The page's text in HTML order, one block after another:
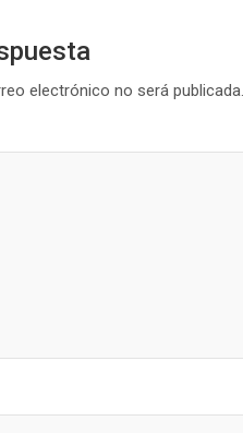
electrónico no será publicada.